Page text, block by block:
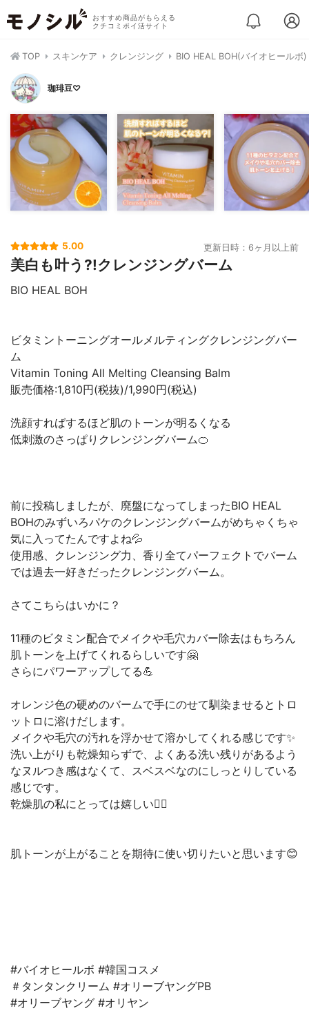
おすすめ商品がもらえる
クチコミポイ活サイト
TOP スキンケア クレンジング BIO HEAL BOH(バイオヒール
珈琲豆♡
5.00 更新日時：6ヶ月以上前
美白も叶う?!クレンジングバーム
BIO HEAL BOH
ビタミントーニングオールメルティングクレンジングバー
ム
Vitamin Toning All Melting Cleansing Balm
販売価格:1,810円(税抜)/1,990円(税込)
洗顔すればするほど肌のトーンが明るくなる
低刺激のさっぱりクレンジングバーム🍊
前に投稿しましたが、廃盤になってしまったBIO HEAL
BOHのみずいろパケのクレンジングバームがめちゃくちゃ
気に入ってたんですよね💦
使用感、クレンジング力、香り全てパーフェクトでバーム
では過去一好きだったクレンジングバーム。
さてこちらはいかに？
11種のビタミン配合でメイクや毛穴カバー除去はもちろん
肌トーンを上げてくれるらしいです🤗
さらにパワーアップしてる💪
オレンジ色の硬めのバームで手にのせて馴染ませるとトロ
ットロに溶けだします。
メイクや毛穴の汚れを浮かせて溶かしてくれる感じです✨
洗い上がりも乾燥知らずで、よくある洗い残りがあるよう
なヌルつき感はなくて、スベスベなのにしっとりしている
感じです。
乾燥肌の私にとっては嬉しい🙆‍♀️
肌トーンが上がることを期待に使い切りたいと思います😊
#バイオヒールボ #韓国コスメ
＃タンタンクリーム #オリーブヤングPB
#オリーブヤング #オリヤン